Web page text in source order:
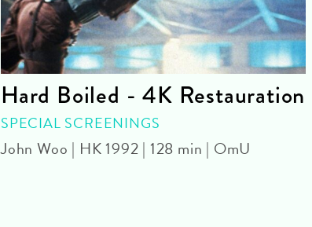
Hard Boiled - 4K Restauration
SPECIAL SCREENINGS
John Woo | HK 1992 | 128 min | OmU